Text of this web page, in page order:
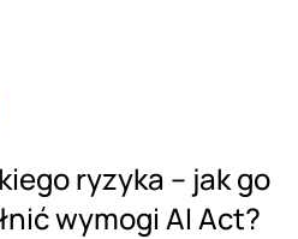
ryzyka – jak go
wymogi AI Act?